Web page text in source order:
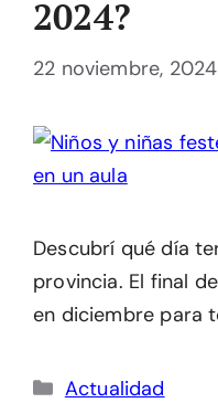
2024?
22 noviembre, 2024
Descubrí qué día
provincia. El final
en diciembre para
Categorías
Actualidad